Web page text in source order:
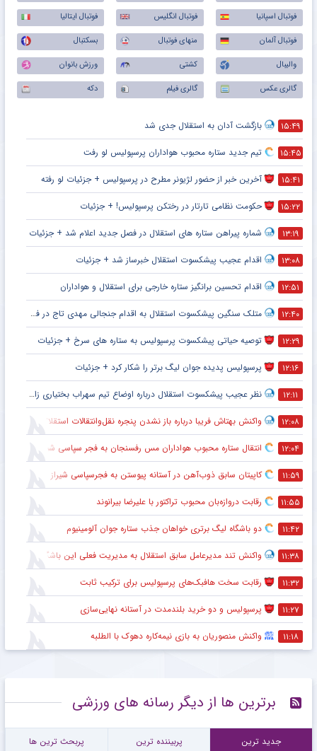
فوتبال اسپانیا فوتبال انگلیس
فوتبال ایتالیا
فوتبال آلمان
منهای فوتبال
بسکتبال
والیبال
کشتی
ورزش بانوان
گالری عکس
گالری فیلم دکه
۱۵:۴۹ بازگشت آدان به استقلال جدی شد
۱۵:۴۵ تیم جدید ستاره محبوب هواداران پرسپولیس لو رفت
۱۵:۴۱ آخرین خبر از حضور لژیونر مطرح در پرسپولیس + جزئیات لو رفته
۱۵:۲۲ حکومت نظامی تارتار در رختکن پرسپولیس! + جزئیات
۱۳:۱۹ شماره پیراهن ستاره های استقلال در فصل جدید اعلام شد + جزئیات
۱۳:۰۸ اقدام عجیب پیشکسوت استقلال خبرساز شد + جزئیات
۱۲:۵۱ اقدام تحسین برانگیز ستاره خارجی برای استقلال و هواداران
۱۲:۴۰ متلک سنگین پیشکسوت استقلال به اقدام جنجالی مهدی تاج در فدراسیون فوتبال
۱۲:۲۹ توصیه حیاتی پیشکسوت پرسپولیس به ستاره های سرخ + جزئیات
۱۲:۱۶ پرسپولیس پدیده جوان لیگ برتر را شکار کرد + جزئیات
۱۲:۱۱ نظر عجیب پیشکسوت استقلال درباره اوضاع تیم سهراب بختیاری زاده + جزئیات
۱۲:۰۸ واکنش بهتاش فریبا درباره باز نشدن پنجره نقل‌وانتقالات استقلال
۱۲:۰۴ انتقال ستاره محبوب هواداران مس رفسنجان به فجر سپاسی شیراز
۱۱:۵۹ کاپیتان سابق ذوب‌آهن در آستانه پیوستن به فجرسپاسی شیراز
۱۱:۵۵ رقابت دروازه‌بان محبوب تراکتور با علیرضا بیرانوند
۱۱:۴۲ دو باشگاه لیگ برتری خواهان جذب ستاره جوان آلومینیوم
۱۱:۳۸ واکنش تند مدیرعامل سابق استقلال به مدیریت فعلی این باشگاه
۱۱:۳۲ رقابت سخت هافبک‌های پرسپولیس برای ترکیب ثابت
۱۱:۲۷ پرسپولیس و دو خرید بلندمدت در آستانه نهایی‌سازی
۱۱:۱۸ واکنش منصوریان به بازی نیمه‌کاره دهوک با الطلبه
برترین ها از دیگر رسانه های ورزشی
جدید ترین پربیننده ترین پربحث ترین ها